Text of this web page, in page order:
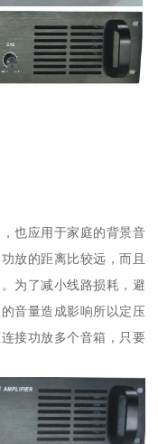
也应用于家庭的背景音
放的距离比较远，而且
为了减小线路损耗，避
音量造成影响所以定压
接功放多个音箱，只要